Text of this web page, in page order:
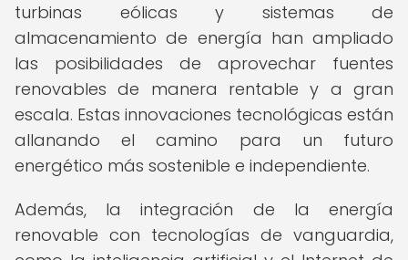
turbinas eólicas y sistemas de
almacenamiento de energía han ampliado
las posibilidades de aprovechar fuentes
renovables de manera rentable y a gran
escala. Estas innovaciones tecnológicas están
allanando el camino para un futuro
energético más sostenible e independiente.
Además, la integración de la energía
renovable con tecnologías de vanguardia,